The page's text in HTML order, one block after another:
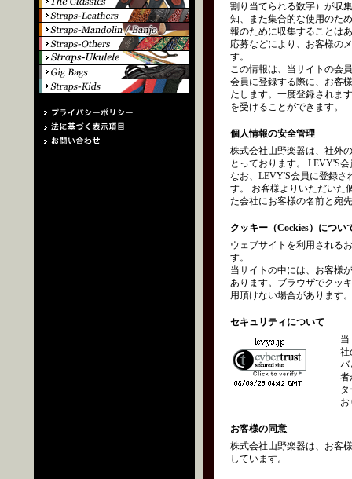
割り当てられる数字）が収
知、また集合的な使用のた
報のために収集することは
応募などにより、お客様の
す。
この情報は、当サイトの会
会員に登録する際に、お客
たします。一度登録されま
を受けることができます。
個人情報の安全管理
株式会社山野楽器は、社外
とっております。 LEVY'S
なお、LEVY'S会員に登録さ
す。 お客様よりいただいた
た会社にお客様の名前と宛
クッキー（Cockies）につい
ウェブサイトを利用される
す。
当サイトの中には、お客様
あります。ブラウザでクッ
用頂けない場合があります。
セキュリティについて
社
バ
者
お客様の同意
株式会社山野楽器は、お客
しています。